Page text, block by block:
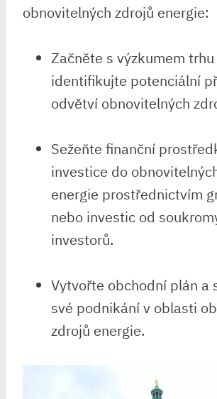
obnovitelných zdrojů energie:
Začněte s výzkumem trhu
identifikujte potenciální
odvětví obnovitelných
Sežeňte finanční
investice do
energie prostřednictvím
nebo investic od
investorů.
Vytvořte obchodní plán a
své podnikání v oblasti
zdrojů energie.